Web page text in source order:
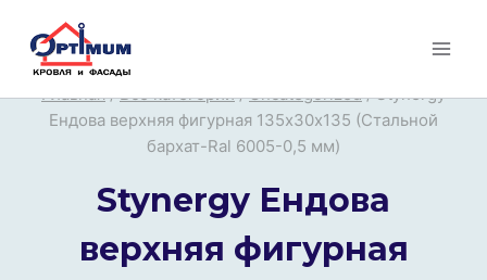
Перейти
Главная / Все категории / Uncategorized / Stynergy
Ендова верхняя фигурная 135х30х135 (Стальной
бархат-Ral 6005-0,5 мм)
Stynergy Ендова
верхняя фигурная